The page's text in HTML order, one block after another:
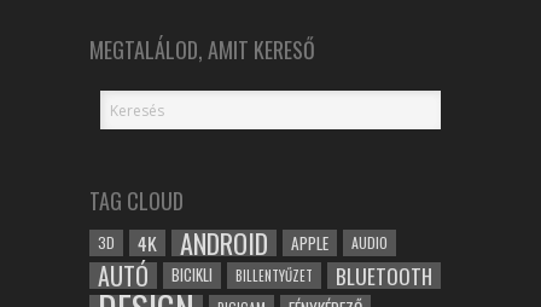
MEGTALÁLOD, AMIT KERESŐ
TAG CLOUD
3D 4K ANDROID APPLE AUDIO
AUTÓ BICIKLI BILLENTYŰZET BLUETOOTH